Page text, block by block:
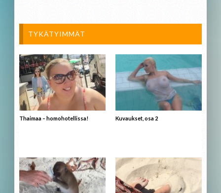
TYKÄTYIMMÄT
Thaimaa – homohotellissa! Kuvaukset, osa 2